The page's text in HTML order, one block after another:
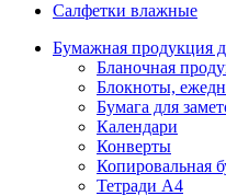
Салфетки влажные
Бумажная продукция
Бланочная
Блокноты,
Бумага для
Календари
Конверты
Копировальная
Тетради А4